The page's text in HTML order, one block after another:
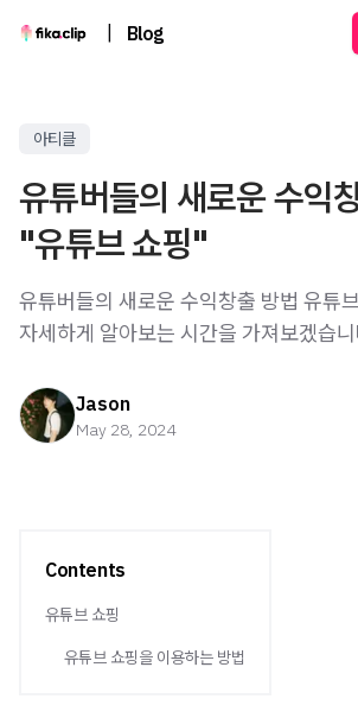
Blog
아티클
유튜버들의 새로운 수익
"유튜브 쇼핑"
유튜버들의 새로운 수익창출 방법 유튜
자세하게 알아보는 시간을 가져보겠습
Jason
May 28, 2024
Contents
유튜브 쇼핑
유튜브 쇼핑을 이용하는 방법